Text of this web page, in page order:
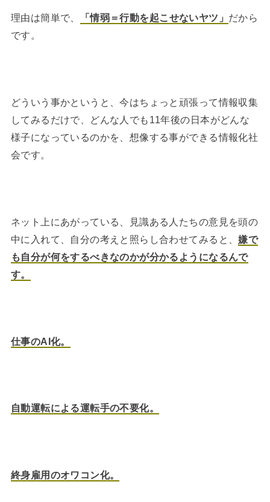
理由は簡単で、 「情弱＝行動を起こせないヤツ」 だから
です。
どういう事かというと、今はちょっと頑張って情報収集
してみるだけで、どんな人でも11年後の日本がどんな
様子になっているのかを、想像する事ができる情報化社
会です。
ネット上にあがっている、見識ある人たちの意見を頭の
中に入れて、自分の考えと照らし合わせてみると、嫌で
も自分が何をするべきなのかが分かるようになるんで
す。
仕事のAI化。
自動運転による運転手の不要化。
終身雇用のオワコン化。